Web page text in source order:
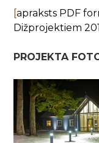
[apraksts PDF
Dižprojektiem
PROJEKTA